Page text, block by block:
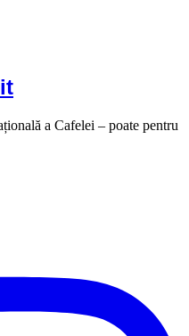
a Cafelei – poate pentru